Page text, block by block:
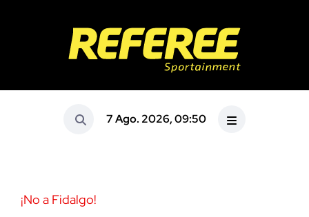
7 Ago. 2026, 09:50
¡No a Fidalgo!